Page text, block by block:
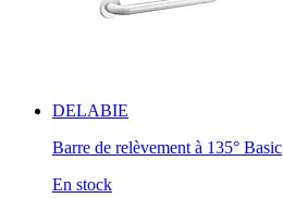
DELABIE
Barre de relèvement à 135° Basic
En stock